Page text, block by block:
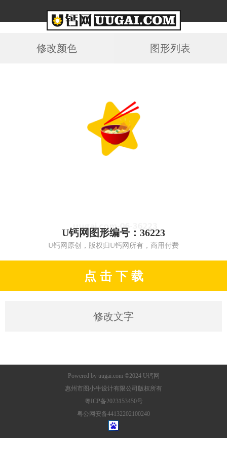
修改颜色 图形列表
U钙网图形编号：36223
U钙网原创，版权归U钙网所有，商用付费
点 击 下 载
修改文字
Powered by uugai.com©2024 U钙网
惠州市图小牛设计有限公司版权所有
粤ICP备2023153450号
粤公网安备44132202100240